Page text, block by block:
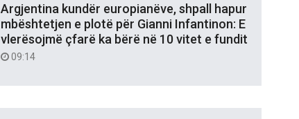
Argjentina kundër europianëve, shpall hapur
mbështetjen e plotë për Gianni Infantinon: E
vlerësojmë çfarë ka bërë në 10 vitet e fundit
09:14